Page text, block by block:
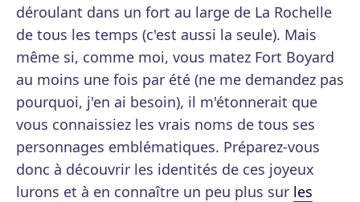
déroulant dans un fort au large de La Rochelle
de tous les temps (c'est aussi la seule). Mais
même si, comme moi, vous matez Fort Boyard
au moins une fois par été (ne me demandez pas
pourquoi, j'en ai besoin), il m'étonnerait que
vous connaissiez les vrais noms de tous ses
personnages emblématiques. Préparez-vous
donc à découvrir les identités de ces joyeux
lurons et à en connaître un peu plus sur les